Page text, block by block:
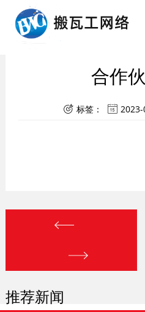
合作
 标签： 
推荐新闻